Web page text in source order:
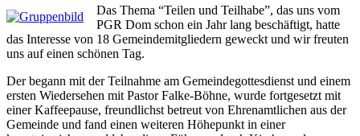
Das Thema “Teilen und Teilhabe”, das uns vom
PGR Dom schon ein Jahr lang beschäftigt, hatte
das Interesse von 18 Gemeindemitgliedern geweckt und wir freuten
uns auf einen schönen Tag.
Der begann mit der Teilnahme am Gemeindegottesdienst und einem
ersten Wiedersehen mit Pastor Falke-Böhne, wurde fortgesetzt mit
einer Kaffeepause, freundlichst betreut von Ehrenamtlichen aus der
Gemeinde und fand einen weiteren Höhepunkt in einer